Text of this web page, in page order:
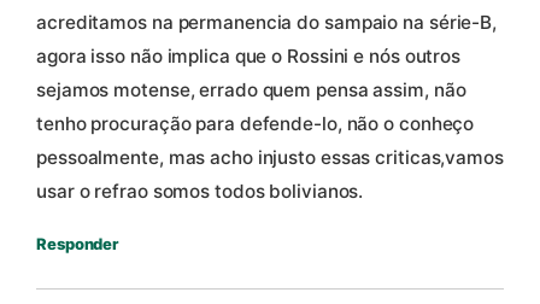
acreditamos na permanencia do sampaio na série-B,
agora isso não implica que o Rossini e nós outros
sejamos motense, errado quem pensa assim, não
tenho procuração para defende-lo, não o conheço
pessoalmente, mas acho injusto essas criticas,vamos
usar o refrao somos todos bolivianos.
Responder